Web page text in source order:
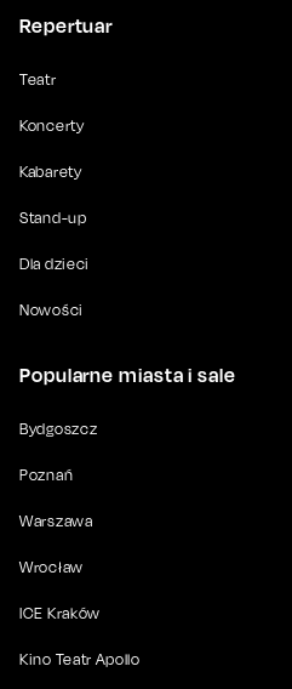
Repertuar
Teatr
Koncerty
Kabarety
Stand-up
Dla dzieci
Nowości
Popularne miasta i sale
Bydgoszcz
Poznań
Warszawa
Wrocław
ICE Kraków
Kino Teatr Apollo